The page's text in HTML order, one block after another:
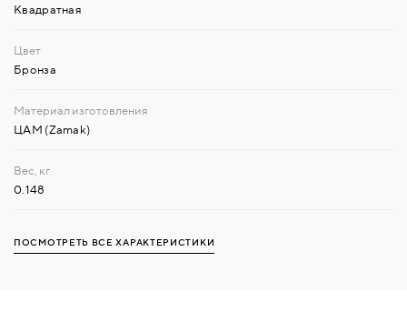
Квадратная
Бронза
ЦАМ (Zamak)
0.148
ПОСМОТРЕТЬ ВСЕ ХАРАКТЕРИСТИКИ